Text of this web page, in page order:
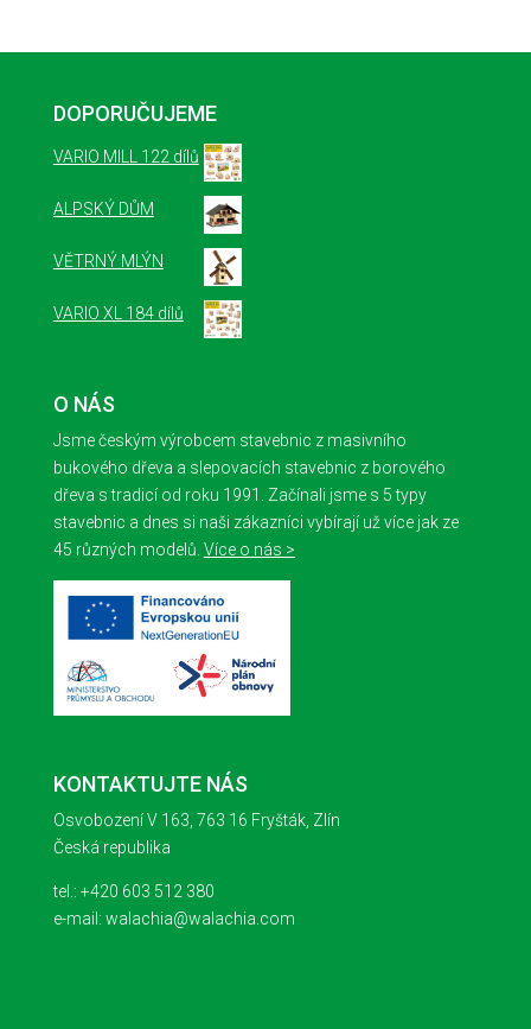
DOPORUČUJEME
VARIO MILL 122 dílů
ALPSKÝ DŮM
VĚTRNÝ MLÝN
VARIO XL 184 dílů
O NÁS
Jsme českým výrobcem stavebnic z masivního
bukového dřeva a slepovacích stavebnic z borového
dřeva s tradicí od roku 1991. Začínali jsme s 5 typy
stavebnic a dnes si naši zákazníci vybírají už více jak ze
45 různých modelů. Více o nás >
KONTAKTUJTE NÁS
Osvobození V 163, 763 16 Fryšták, Zlín
Česká republika
tel.: +420 603 512 380
e-mail: walachia@walachia.com